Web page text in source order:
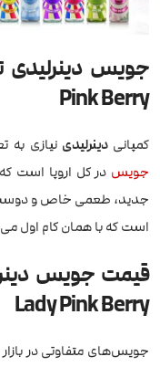
Pink Berry
کمپانیدینرلیدی نیازی به
جویس در کل اروپا است
جدید، طعمی خاص و
است که با همان کام اول
Lady Pink Berry
جویس‌های متفاوتی در